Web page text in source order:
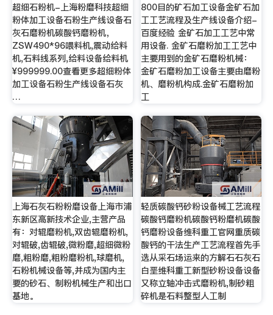
超细石粉机-上海粉磨科技超细
粉体加工设备石粉生产线设备石
灰石磨粉机碳酸钙磨粉机，
ZSW490*96喂料机,震动给料
机,石料线系列,给料设备给料机
¥999999.00查看更多超细粉体
加工设备石粉生产线设备石灰
…
800目的矿石加工设备金矿石加
工工艺流程及生产线设备介绍-
百度经验 金矿石加工工艺中常
用设备. 金矿石磨粉加工工艺中
主要用到的金矿石磨粉机械：
金矿石磨粉加工设备主要由磨粉
机、磨粉机构成.金矿石磨粉加
工
上海石灰石粉粉磨设备上海市浦
东新区高新技术企业,主营产品
有：对辊磨粉机,双齿辊磨粉机,
对辊破,齿辊破,微粉磨,超细微粉
磨,粗粉磨,粗粉磨粉机,球磨机,
石粉机械设备等,并成为国内主
要的砂石、制粉机械生产和出口
基地。
轻质碳酸钙砂粉设备械工艺流程
碳酸钙磨粉机碳酸钙粉磨机碳酸
钙磨粉设备维科重工官网重质碳
酸钙的干法生产工艺流程首先手
选从采石场运来的方解石石灰石
白垩维科重工新型砂粉设备设备
又称立轴冲击式磨粉机,制砂粗
碎机是石料整型人工制